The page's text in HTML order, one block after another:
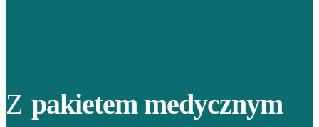
Z pakietem medycznym